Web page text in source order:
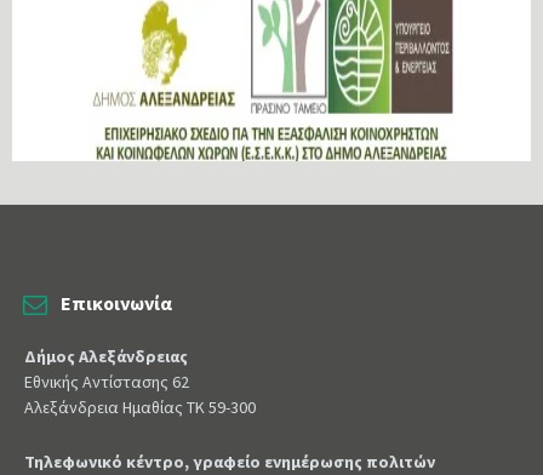
Επικοινωνία
Δήμος Αλεξάνδρειας
Εθνικής Αντίστασης 62
Αλεξάνδρεια Ημαθίας ΤΚ 59-300
Τηλεφωνικό κέντρο, γραφείο ενημέρωσης πολιτών